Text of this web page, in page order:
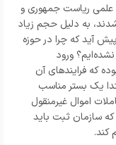
ریاست جمهوری و
به دلیل حجم زیاد
آید که چرا در حوزه
ورود
که فرایندهای آن
یک بستر مناسب
اموال غیرمنقول
است که سازمان ثبت باید
کند.